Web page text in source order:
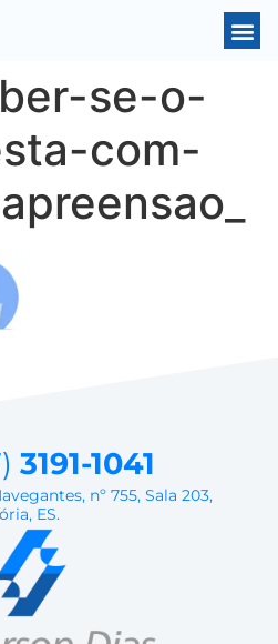
se-o-
com-
3191-1041
nº 755, Sala 203,
ES.